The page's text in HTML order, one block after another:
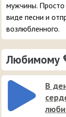
мужчины. Просто
виде песни и
возлюбленного.
Любимому
В